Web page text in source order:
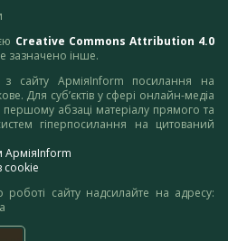
Creative Commons Attribution 4.0
зазначено інше.
з сайту АрміяInform посилання на
Для суб’єктів у сфері онлайн-медіа
абзаці матеріалу прямого та
гіперпосилання на цитований
АрміяInform
cookie
роботі сайту надсилайте на адресу: